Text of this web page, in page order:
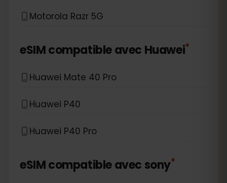
Motorola Razr 5G
eSIM compatible avec Huawei*
Huawei Mate 40 Pro
Huawei P40
Huawei P40 Pro
eSIM compatible avec sony*